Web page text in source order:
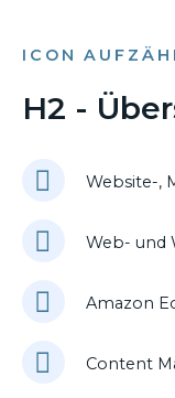
ICON
H2 -
Website-,
Web- und
Amazon
Content